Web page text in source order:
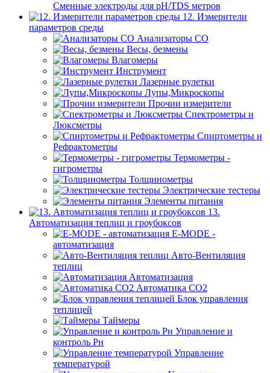
Сменные электроды для pH/TDS метров
12. Измерители
параметров среды
Анализаторы CO
Весы, безмены
Влагомеры
Инструмент
Лазерные рулетки
Лупы,Микроскопы
Прочии измерители
Спектрометры и
Люксметры
Спиртометры и
Рефрактометры
Термометры -
гигрометры
Толщинометры
Электрические тестеры
Элементы питания
13.
Автоматизация теплиц и гроубоксов
E-MODE -
автоматизация
Авто-Вентиляция
теплиц
Автоматизация
Автоматика СО2
Блок управления
теплицей
Таймеры
Управление и
контроль Рн
Управление
температурой